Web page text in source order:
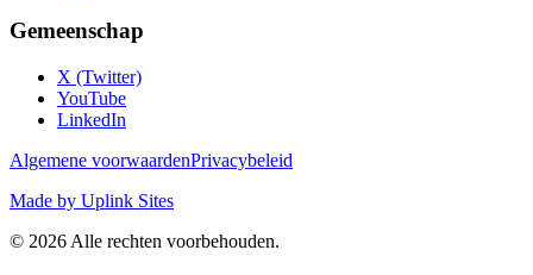
Gemeenschap
X (Twitter)
YouTube
LinkedIn
Algemene voorwaardenPrivacybeleid
Made by Uplink Sites
© 2026 Alle rechten voorbehouden.